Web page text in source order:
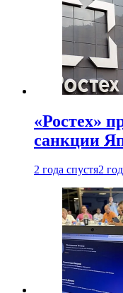
«Ростех»
санкции
2 года спустя2